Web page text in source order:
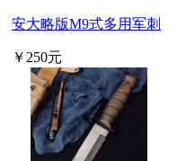
安大略版M9式多用军刺
￥250元